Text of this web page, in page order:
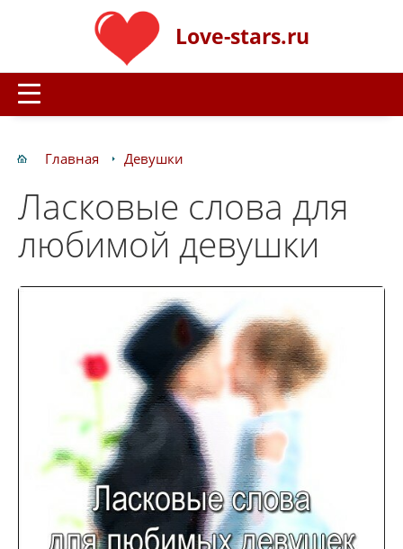
Love-stars.ru
Главная Девушки
Ласковые слова для
любимой девушки